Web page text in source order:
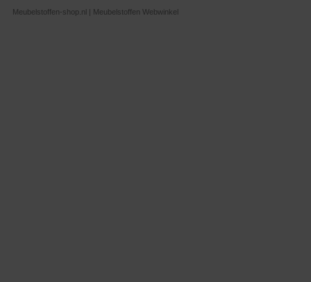
Meubelstoffen-shop.nl | Meubelstoffen Webwinkel